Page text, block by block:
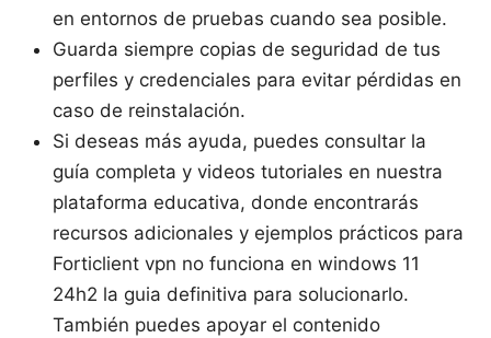
en entornos de pruebas cuando sea posible.
Guarda siempre copias de seguridad de tus
perfiles y credenciales para evitar pérdidas en
caso de reinstalación.
Si deseas más ayuda, puedes consultar la
guía completa y videos tutoriales en nuestra
plataforma educativa, donde encontrarás
recursos adicionales y ejemplos prácticos para
Forticlient vpn no funciona en windows 11
24h2 la guia definitiva para solucionarlo.
También puedes apoyar el contenido